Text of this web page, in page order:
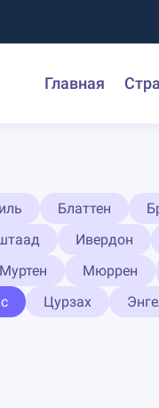
Главная
Блаттен
Ивердон
Муртен Мюррен
Цурзах